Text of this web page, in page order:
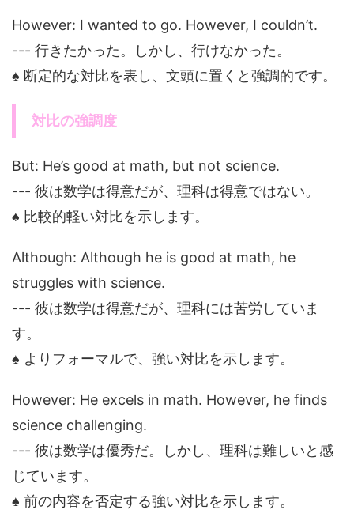
However: I wanted to go. However, I couldn’t.
--- 行きたかった。しかし、行けなかった。
♠ 断定的な対比を表し、文頭に置くと強調的です。
対比の強調度
But: He’s good at math, but not science.
--- 彼は数学は得意だが、理科は得意ではない。
♠ 比較的軽い対比を示します。
Although: Although he is good at math, he
struggles with science.
--- 彼は数学は得意だが、理科には苦労していま
す。
♠ よりフォーマルで、強い対比を示します。
However: He excels in math. However, he finds
science challenging.
--- 彼は数学は優秀だ。しかし、理科は難しいと感
じています。
♠ 前の内容を否定する強い対比を示します。